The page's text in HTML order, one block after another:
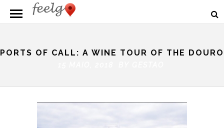
PORTS OF CALL: A WINE TOUR OF THE DOURO